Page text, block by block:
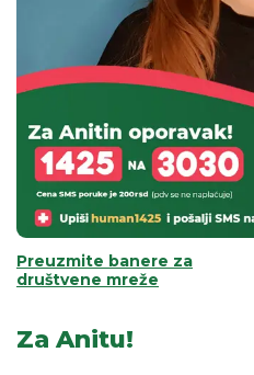
Preuzmite banere za
društvene mreže
Za Anitu!